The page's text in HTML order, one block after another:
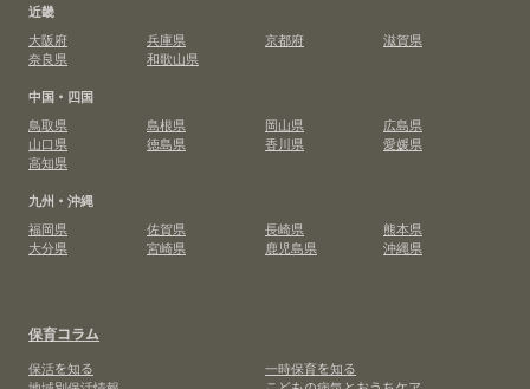
近畿
大阪府
兵庫県 京都府
滋賀県
奈良県
和歌山県
中国・四国
鳥取県
島根県 岡山県
広島県
山口県
徳島県 香川県
愛媛県
高知県
九州・沖縄
福岡県
佐賀県 長崎県
熊本県
大分県
宮崎県 鹿児島県 沖縄県
保育コラム
保活を知る
一時保育を知る